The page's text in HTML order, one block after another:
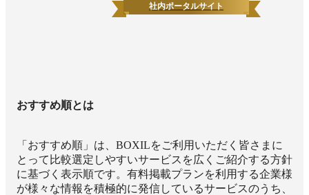
社内ポータルサイト
おすすめ順とは
「おすすめ順」は、BOXILをご利用いただく皆さまに
とって比較選定しやすいサービスを広くご紹介する方針
に基づく表示順です。有料掲載プランを利用する企業様
が様々な情報を積極的に発信しているサービスのうち、